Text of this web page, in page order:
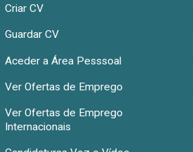
Criar CV
Guardar CV
Aceder a Área Pesssoal
Ver Ofertas de Emprego
Ver Ofertas de Emprego
Internacionais